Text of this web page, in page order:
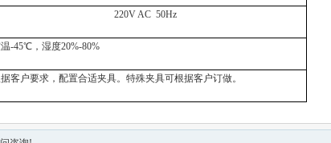
220V AC 50Hz
-45℃，湿度20%-80%
客户要求，配置合适夹具。特殊夹具可根据客户订做。